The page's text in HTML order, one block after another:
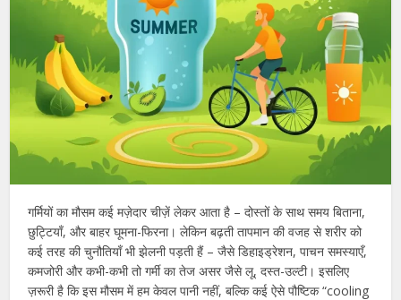
गर्मियों का मौसम कई मज़ेदार चीज़ें लेकर आता है – दोस्तों के साथ समय बिताना,
छुट्टियाँ, और बाहर घूमना-फिरना। लेकिन बढ़ती तापमान की वजह से शरीर को
कई तरह की चुनौतियाँ भी झेलनी पड़ती हैं – जैसे डिहाइड्रेशन, पाचन समस्याएँ,
कमजोरी और कभी-कभी तो गर्मी का तेज असर जैसे लू, दस्त-उल्टी। इसलिए
ज़रूरी है कि इस मौसम में हम केवल पानी नहीं, बल्क‍ि कई ऐसे पौष्टिक “cooling